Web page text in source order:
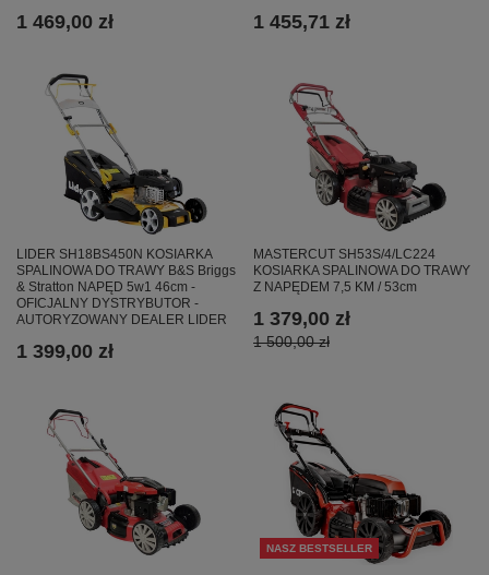
1 469,00 zł 1 455,71 zł
LIDER SH18BS450N KOSIARKA
SPALINOWA DO TRAWY B&S Briggs
& Stratton NAPĘD 5w1 46cm -
OFICJALNY DYSTRYBUTOR -
AUTORYZOWANY DEALER LIDER
1 399,00 zł
MASTERCUT SH53S/4/LC224
KOSIARKA SPALINOWA DO TRAWY
Z NAPĘDEM 7,5 KM / 53cm
1 379,00 zł
1 500,00 zł
NASZ BESTSELLER